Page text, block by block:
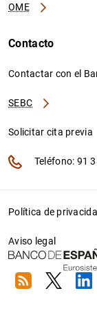
OME
Contacto
Contactar con el
SEBC
Solicitar cita previa
Teléfono: 91
Política de
Aviso legal
RSS Twitter